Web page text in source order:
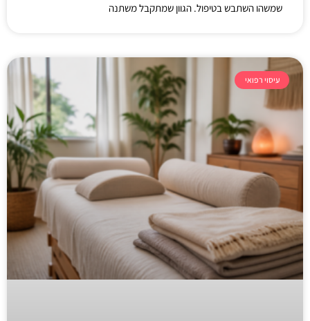
שמשהו השתבש בטיפול. הגוון שמתקבל משתנה
עיסוי רפואי